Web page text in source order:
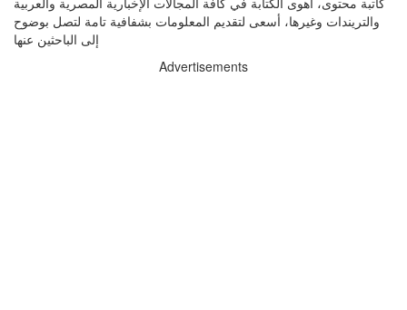
والتريندات وغيرها، أسعى لتقديم المعلومات بشفافية تامة لتصل بوضوح
إلى الباحثين عنها
Advertisements